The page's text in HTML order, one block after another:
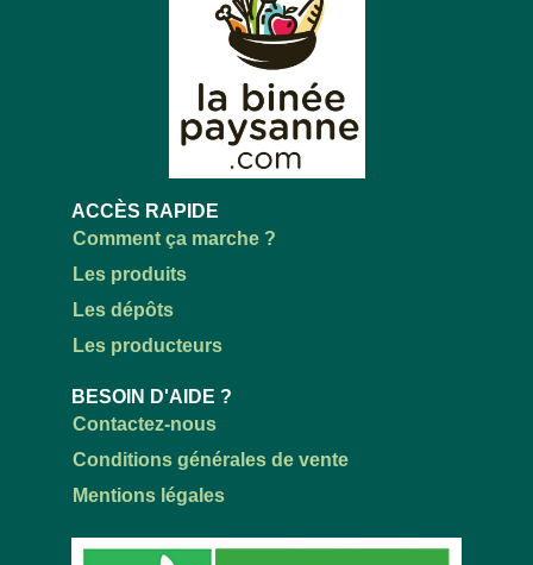
ACCÈS RAPIDE
Comment ça marche ?
Les produits
Les dépôts
Les producteurs
BESOIN D'AIDE ?
Contactez-nous
Conditions générales de vente
Mentions légales